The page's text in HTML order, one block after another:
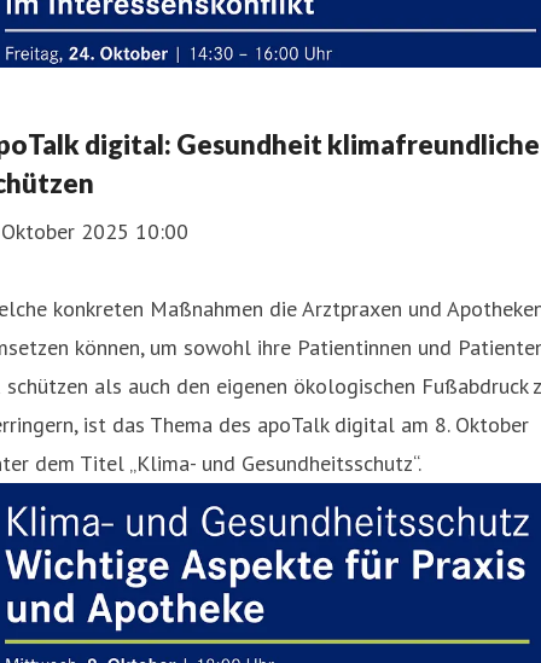
digital: Gesundheit
2025 10:00
konkreten Maßnahmen die Arztpraxen und
können, um sowohl ihre Patientinnen und
schützen als auch den eigenen ökologischen Fußabdruck
ist das Thema des apoTalk digital am 8. Oktober
dem Titel „Klima- und Gesundheitsschutz“.